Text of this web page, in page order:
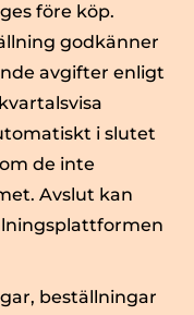
före köp.
godkänner
avgifter enligt
i slutet
de inte
Avslut kan
beställningar